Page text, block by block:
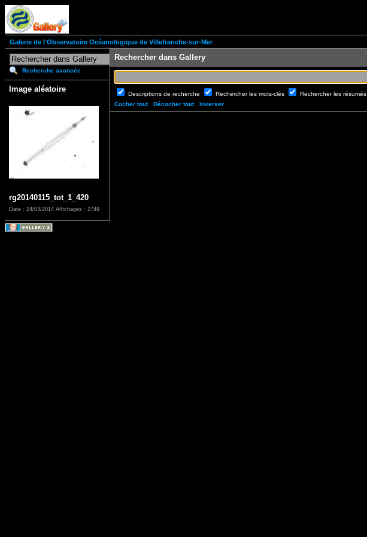
Galerie de l'Observatoire Océanologique de Villefranche-sur-Mer
Recherche avancée
Image aléatoire
rg20140115_tot_1_420
Date : 24/03/2014 Affichages : 2749
Rechercher dans Gallery
Descriptions de recherche Rechercher les mots-clés Rechercher les résumés
Cocher tout
Décocher tout Inverser